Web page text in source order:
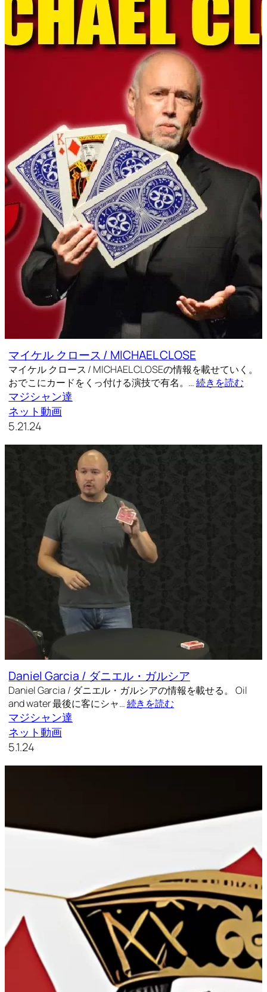
マイケル クロース / MICHAEL CLOSE
マイケル クロース / MICHAEL CLOSEの情報を載せていく。
おでこにカードをくっ付ける演技で有名。…続きを読む
マジシャン達
ネット動画
5.21.24
Daniel Garcia / ダニエル・ガルシア
Daniel Garcia / ダニエル・ガルシアの情報を載せる。 Oil
and water 最後に客にシャ…続きを読む
マジシャン達
ネット動画
5.1.24